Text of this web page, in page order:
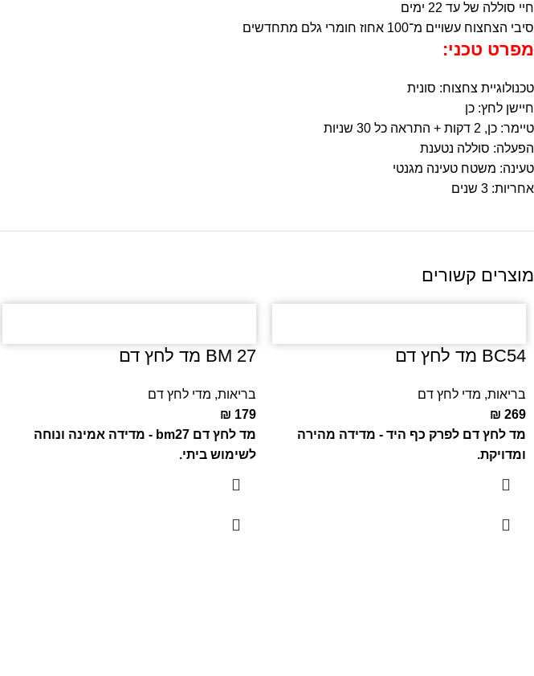
חיי סוללה של עד 22 ימים
סיבי הצחצוח עשויים מ־100 אחוז חומרי גלם מתחדשים
מפרט טכני:
טכנולוגיית צחצוח: סונית
חיישן לחץ: כן
טיימר: כן, 2 דקות + התראה כל 30 שניות
הפעלה: סוללה נטענת
טעינה: משטח טעינה מגנטי
אחריות: 3 שנים
מוצרים קשורים
BC54 מד לחץ דם
בריאות, מדי לחץ דם
₪ 269
מד לחץ דם לפרק כף היד - מדידה מהירה
ומדויקת.
BM 27 מד לחץ דם
בריאות, מדי לחץ דם
₪ 179
מד לחץ דם bm27 - מדידה אמינה ונוחה
לשימוש ביתי.